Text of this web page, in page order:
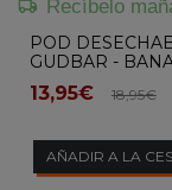
Recíbelo
POD
GUDBAR -
13,95€ 18,95€
AÑADIR A LA